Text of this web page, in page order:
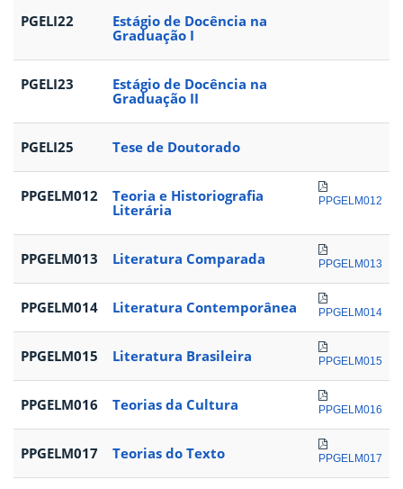
PGELI22
Estágio de Docência na
Graduação I
PGELI23
Estágio de Docência na
Graduação II
PGELI25 Tese de Doutorado
PPGELM012
Teoria e Historiografia
Literária
PPGELM012
PPGELM013 Literatura Comparada PPGELM013
PPGELM014 Literatura Contemporânea PPGELM014
PPGELM015 Literatura Brasileira PPGELM015
PPGELM016 Teorias da Cultura PPGELM016
PPGELM017 Teorias do Texto PPGELM017